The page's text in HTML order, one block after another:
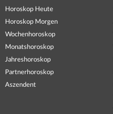
Horoskop Heute
Horoskop Morgen
Wochenhoroskop
Monatshoroskop
Jahreshoroskop
Partnerhoroskop
Aszendent